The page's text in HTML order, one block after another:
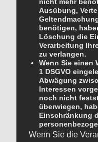
Ausübung,
benötigen,
Löschung die
Verarbeitung
zu verlangen.
Wenn Sie einen
1 DSGVO
Abwägung
Interessen
noch nicht
überwiegen,
Einschränkung
Wenn Sie die